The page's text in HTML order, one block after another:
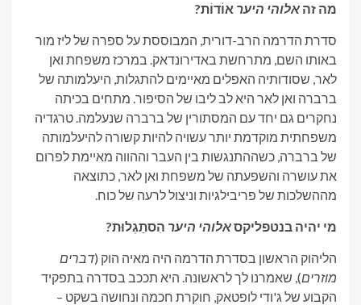
מה זה אלוהי היער אוֹדוֹת?
סדרת הדרמה הרב-דורית, המבוססת על ספרה של ליז מור
באותו השם, מתרחשת באדירונדאק. במרכז משפחת ואן
לאר, שסודותיה האפלים מאיימים להתגלות, היעלמותה של
ברברה ואן לאר היא לב ליבו של הסיפור. מתחים בכיתה
נחקרים גם יחד עם המסתורין של ברברה שנעלמה. טרגדיה
משפחתית מוקדמת יותר עשויה להיות קשורה להיעלמותה
של ברברה, כשההתנגשות בין העבר וההווה מאיימת לפרום
את עושרה והשפעתה של משפחת ואן לאר, כתוצאה
מההשלכות של פריבילגיות וניצול לרעה של כוח.
מי יהיה בנטפליקסאלוהי היער הִסתַגְלוּת?
הליהוק הראשון בסדרת הדרמה היה מאיה הוק (דברים
מוזרים), שאמרנו לך לראשונה. היא תככב בסדרה בתפקיד
הקבוע של ג'ודי לופטאק, חוקרת חכמה ונחושה בשקט –